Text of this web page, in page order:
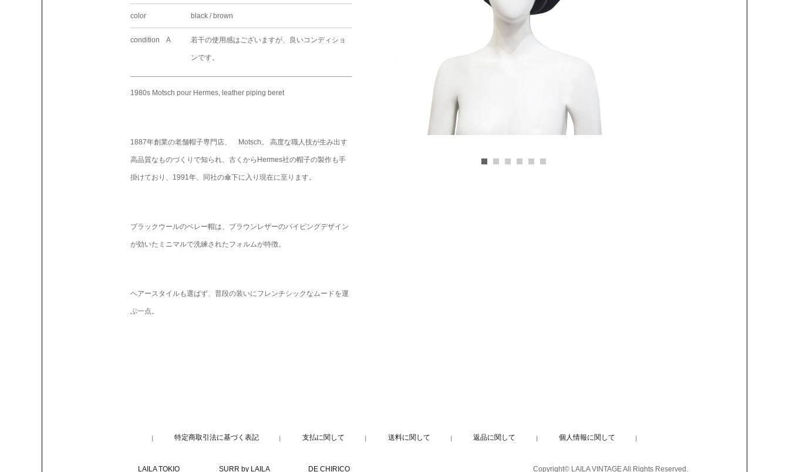
color black / brown
condition A 若干の使用感はございますが、良いコンディショ
ンです。
1980s Motsch pour Hermes, leather piping beret
1887年創業の老舗帽子専門店、 Motsch。 高度な職人技が生み出す
高品質なものづくりで知られ、古くからHermes社の帽子の製作も手
掛けており、1991年、同社の傘下に入り現在に至ります。
ブラックウールのベレー帽は、ブラウンレザーのパイピングデザイン
が効いたミニマルで洗練されたフォルムが特徴。
ヘアースタイルも選ばず、普段の装いにフレンチシックなムードを運
ぶ一点。
特定商取引法に基づく表記 支払に関して 送料に関して 返品に関して 個人情報に関して
LAILA TOKIO SURR by LAILA DE CHIRICO Copyright© LAILA VINTAGE All Rights Reserved.